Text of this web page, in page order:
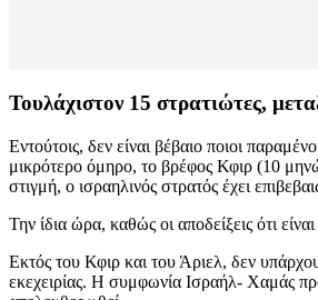
Τουλάχιστον 15 στρατιώτες,
Εντούτοις, δεν είναι βέβαιο ποιοι
μικρότερο όμηρο, το βρέφος Κφιρ (10
στιγμή, ο ισραηλινός στρατός έχει
Την ίδια ώρα, καθώς οι αποδείξεις ότι
Εκτός του Κφιρ και του Άριελ, δεν
εκεχειρίας. Η συμφωνία Ισραήλ- Χαμάς